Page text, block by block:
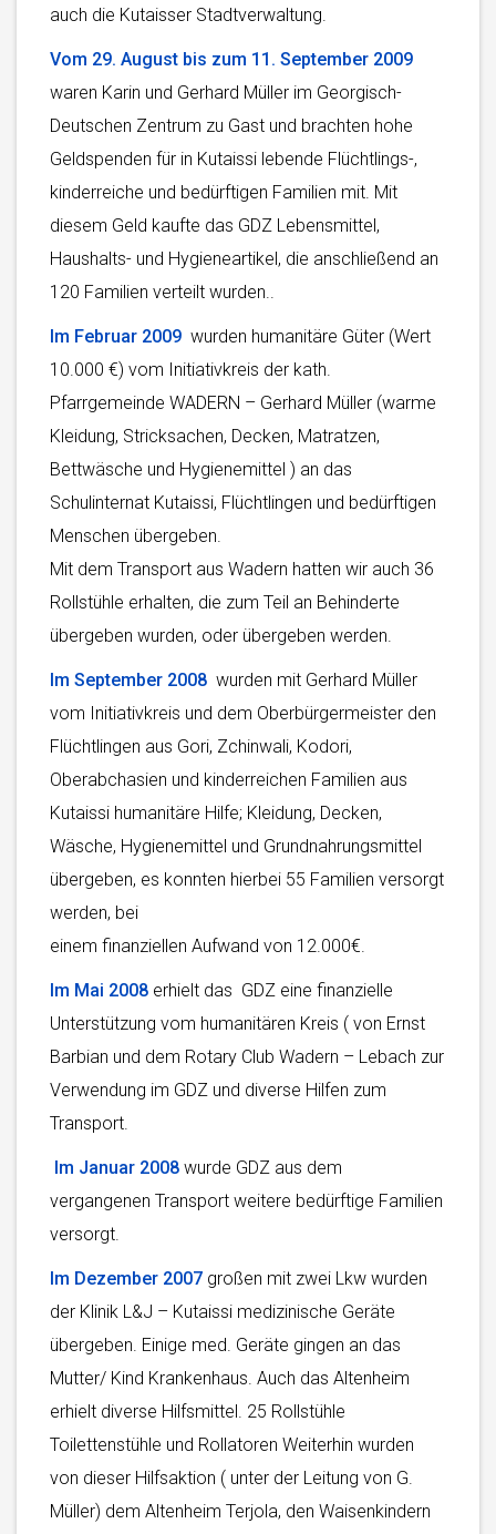
auch die Kutaisser Stadtverwaltung.
Vom 29. August bis zum 11. September 2009
waren Karin und Gerhard Müller im Georgisch-
Deutschen Zentrum zu Gast und brachten hohe
Geldspenden für in Kutaissi lebende Flüchtlings-,
kinderreiche und bedürftigen Familien mit. Mit
diesem Geld kaufte das GDZ Lebensmittel,
Haushalts- und Hygieneartikel, die anschließend an
120 Familien verteilt wurden..
Im Februar 2009 wurden humanitäre Güter (Wert
10.000 €) vom Initiativkreis der kath.
Pfarrgemeinde WADERN – Gerhard Müller (warme
Kleidung, Stricksachen, Decken, Matratzen,
Bettwäsche und Hygienemittel ) an das
Schulinternat Kutaissi, Flüchtlingen und bedürftigen
Menschen übergeben.
Mit dem Transport aus Wadern hatten wir auch 36
Rollstühle erhalten, die zum Teil an Behinderte
übergeben wurden, oder übergeben werden.
Im September 2008 wurden mit Gerhard Müller
vom Initiativkreis und dem Oberbürgermeister den
Flüchtlingen aus Gori, Zchinwali, Kodori,
Oberabchasien und kinderreichen Familien aus
Kutaissi humanitäre Hilfe; Kleidung, Decken,
Wäsche, Hygienemittel und Grundnahrungsmittel
übergeben, es konnten hierbei 55 Familien versorgt
werden, bei
einem finanziellen Aufwand von 12.000€.
Im Mai 2008 erhielt das GDZ eine finanzielle
Unterstützung vom humanitären Kreis ( von Ernst
Barbian und dem Rotary Club Wadern – Lebach zur
Verwendung im GDZ und diverse Hilfen zum
Transport.
Im Januar 2008 wurde GDZ aus dem
vergangenen Transport weitere bedürftige Familien
versorgt.
Im Dezember 2007 großen mit zwei Lkw wurden
der Klinik L&J – Kutaissi medizinische Geräte
übergeben. Einige med. Geräte gingen an das
Mutter/ Kind Krankenhaus. Auch das Altenheim
erhielt diverse Hilfsmittel. 25 Rollstühle
Toilettenstühle und Rollatoren Weiterhin wurden
von dieser Hilfsaktion ( unter der Leitung von G.
Müller) dem Altenheim Terjola, den Waisenkindern